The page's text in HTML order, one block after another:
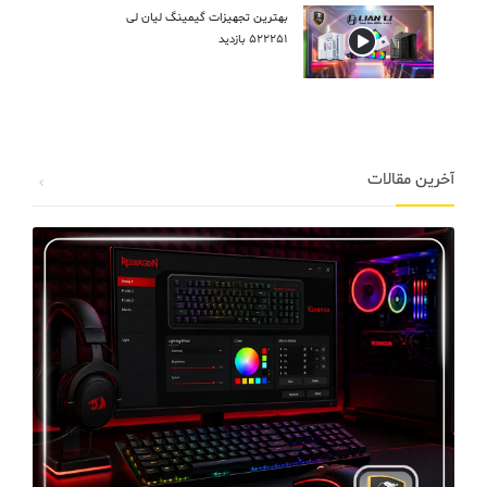
بهترین تجهیزات گیمینگ لیان لی
522251 بازدید
آخرین مقالات